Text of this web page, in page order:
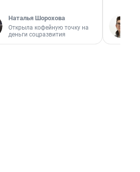
Наталья Шорохова
Открыла кофейную точку на
деньги соцразвития